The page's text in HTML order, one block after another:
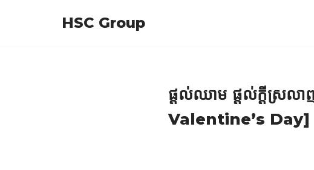
HSC Group
ផ្ដល់ឈាម ផ្ដល់ក្ដីស្រ
Valentine’s Day]